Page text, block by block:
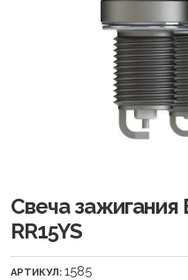
Свеча зажигания
RR15YS
АРТИКУЛ: 1585